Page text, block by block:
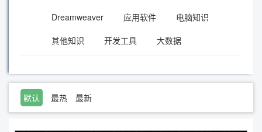
Dreamweaver
应用软件
电脑知识
其他知识
开发工具 大数据
默认 最热 最新